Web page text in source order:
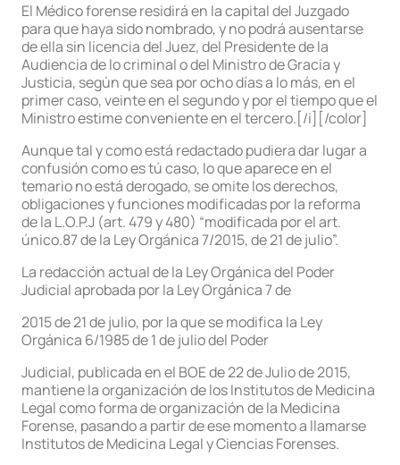
El Médico forense residirá en la capital del Juzgado
para que haya sido nombrado, y no podrá ausentarse
de ella sin licencia del Juez, del Presidente de la
Audiencia de lo criminal o del Ministro de Gracia y
Justicia, según que sea por ocho días a lo más, en el
primer caso, veinte en el segundo y por el tiempo que el
Ministro estime conveniente en el tercero.[/i][/color]
Aunque tal y como está redactado pudiera dar lugar a
confusión como es tú caso, lo que aparece en el
temario no está derogado, se omite los derechos,
obligaciones y funciones modificadas por la reforma
de la L.O.P.J (art. 479 y 480) “modificada por el art.
único.87 de la Ley Orgánica 7/2015, de 21 de julio”.
La redacción actual de la Ley Orgánica del Poder
Judicial aprobada por la Ley Orgánica 7 de
2015 de 21 de julio, por la que se modifica la Ley
Orgánica 6/1985 de 1 de julio del Poder
Judicial, publicada en el BOE de 22 de Julio de 2015,
mantiene la organización de los Institutos de Medicina
Legal como forma de organización de la Medicina
Forense, pasando a partir de ese momento a llamarse
Institutos de Medicina Legal y Ciencias Forenses.